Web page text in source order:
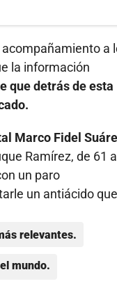
a
la información
que detrás de esta
Marco Fidel
Ramírez, de 61
un paro
un antiácido que
relevantes.
mundo.